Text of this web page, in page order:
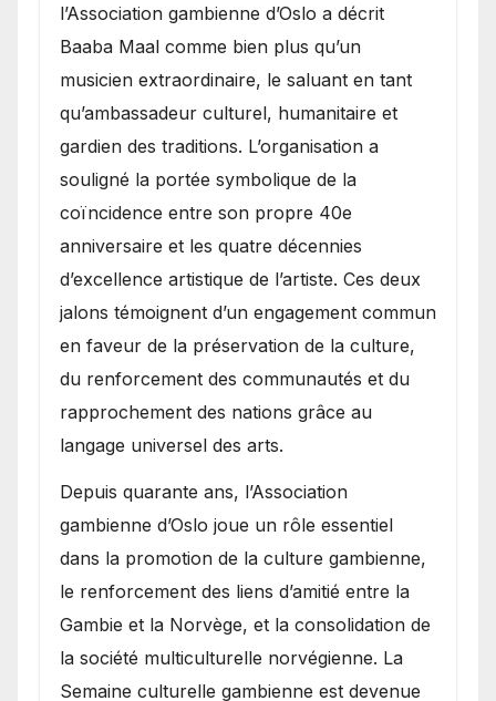
l’Association gambienne d’Oslo a décrit
Baaba Maal comme bien plus qu’un
musicien extraordinaire, le saluant en tant
qu’ambassadeur culturel, humanitaire et
gardien des traditions. L’organisation a
souligné la portée symbolique de la
coïncidence entre son propre 40e
anniversaire et les quatre décennies
d’excellence artistique de l’artiste. Ces deux
jalons témoignent d’un engagement commun
en faveur de la préservation de la culture,
du renforcement des communautés et du
rapprochement des nations grâce au
langage universel des arts.
​Depuis quarante ans, l’Association
gambienne d’Oslo joue un rôle essentiel
dans la promotion de la culture gambienne,
le renforcement des liens d’amitié entre la
Gambie et la Norvège, et la consolidation de
la société multiculturelle norvégienne. La
Semaine culturelle gambienne est devenue